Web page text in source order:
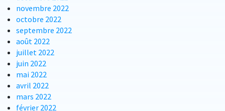
novembre 2022
octobre 2022
septembre 2022
août 2022
juillet 2022
juin 2022
mai 2022
avril 2022
mars 2022
février 2022